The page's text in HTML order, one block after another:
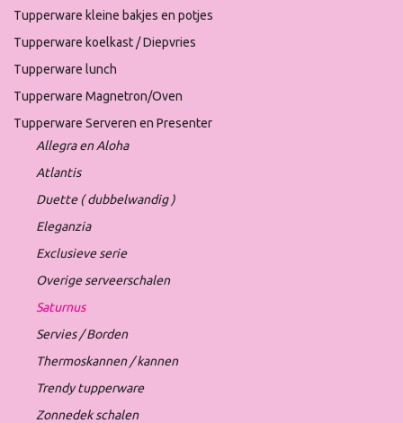
Tupperware kleine bakjes en potjes
Tupperware koelkast / Diepvries
Tupperware lunch
Tupperware Magnetron/Oven
Tupperware Serveren en Presenter
Allegra en Aloha
Atlantis
Duette ( dubbelwandig )
Eleganzia
Exclusieve serie
Overige serveerschalen
Saturnus
Servies / Borden
Thermoskannen / kannen
Trendy tupperware
Zonnedek schalen